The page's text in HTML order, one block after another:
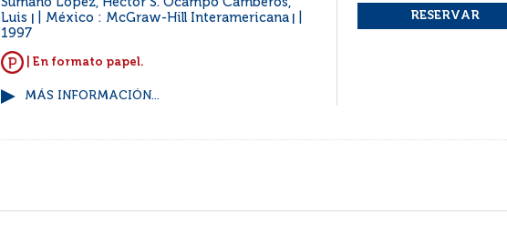
Sumano López, Héctor S. Ocampo Camberos,
Luis
México : McGraw-Hill Interamericana
1997
| En formato papel.
MÁS INFORMACIÓN...